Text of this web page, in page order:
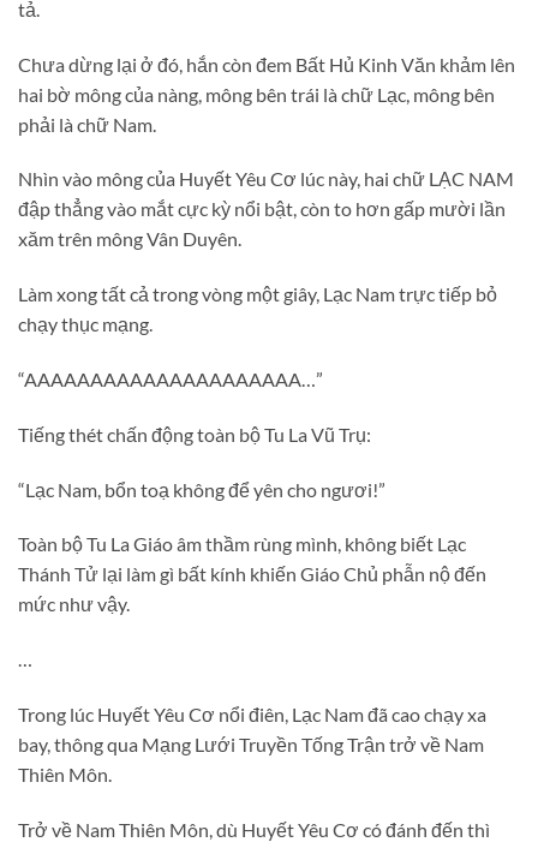
tả.
Chưa dừng lại ở đó, hắn còn đem Bất Hủ Kinh Văn khảm lên
hai bờ mông của nàng, mông bên trái là chữ Lạc, mông bên
phải là chữ Nam.
Nhìn vào mông của Huyết Yêu Cơ lúc này, hai chữ LẠC NAM
đập thẳng vào mắt cực kỳ nổi bật, còn to hơn gấp mười lần
xăm trên mông Vân Duyên.
Làm xong tất cả trong vòng một giây, Lạc Nam trực tiếp bỏ
chạy thục mạng.
“AAAAAAAAAAAAAAAAAAAAA…”
Tiếng thét chấn động toàn bộ Tu La Vũ Trụ:
“Lạc Nam, bổn toạ không để yên cho ngươi!”
Toàn bộ Tu La Giáo âm thầm rùng mình, không biết Lạc
Thánh Tử lại làm gì bất kính khiến Giáo Chủ phẫn nộ đến
mức như vậy.
…
Trong lúc Huyết Yêu Cơ nổi điên, Lạc Nam đã cao chạy xa
bay, thông qua Mạng Lưới Truyền Tống Trận trở về Nam
Thiên Môn.
Trở về Nam Thiên Môn, dù Huyết Yêu Cơ có đánh đến thì